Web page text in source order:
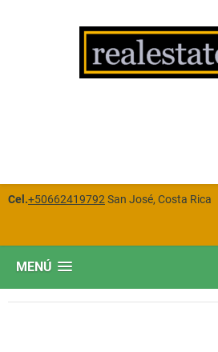
Cel.+50662419792 San José, Costa Rica
MENÚ